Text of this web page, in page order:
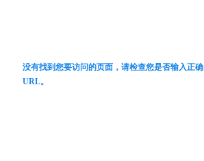
没有找到您要访问的页面，请检查您是否输入正确
URL。